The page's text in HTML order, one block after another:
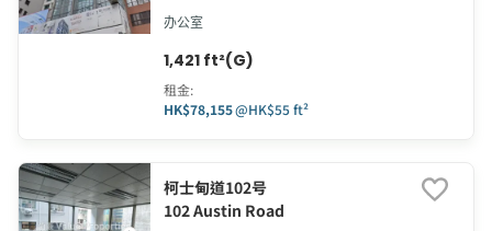
办公室
1,421 ft²(G)
租金:
HK$78,155@HK$55 ft²
柯士甸道102号
102 Austin Road